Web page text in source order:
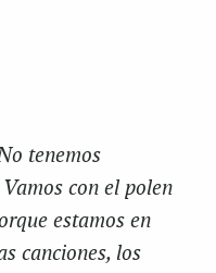
tenemos
con el polen
estamos en
canciones, los